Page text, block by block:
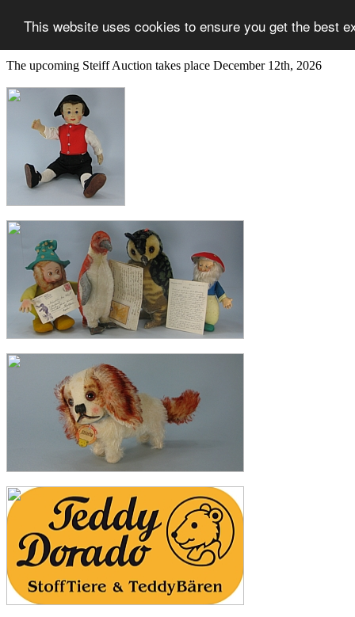
This website uses cookies to ensure you get the best
The upcoming Steiff Auction takes place December 12th, 2026